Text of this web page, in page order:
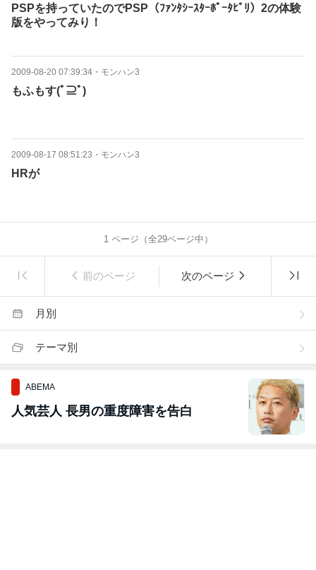
PSPを持っていたのでPSP（ﾌｧﾝﾀｼｰｽﾀｰﾎﾟｰﾀﾋﾞﾘ）2の体験
版をやってみり！
2009-08-20 07:39:34 ・ モンハン3
もふもす(ﾟ⊇ﾟ)
2009-08-17 08:51:23 ・ モンハン3
HRが
1ページ（全29ページ中）
前のページ 次のページ
月別
テーマ別
ABEMA
人気芸人 長男の重度障害を告白